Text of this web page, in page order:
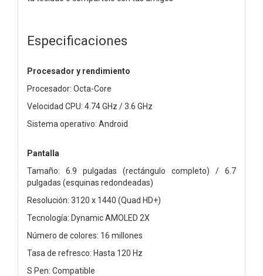
Especificaciones
Procesador y rendimiento
Procesador: Octa-Core
Velocidad CPU: 4.74 GHz / 3.6 GHz
Sistema operativo: Android
Pantalla
Tamaño: 6.9 pulgadas (rectángulo completo) / 6.7
pulgadas (esquinas redondeadas)
Resolución: 3120 x 1440 (Quad HD+)
Tecnología: Dynamic AMOLED 2X
Número de colores: 16 millones
Tasa de refresco: Hasta 120 Hz
S Pen: Compatible